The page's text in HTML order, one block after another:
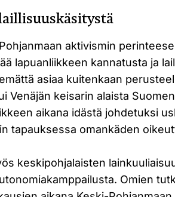
aktivismin
lapuanliikkeen kannatusta ja
asiaa kuitenkaan
Venäjän keisarin alaista
aikana idästä johdetuksi
tapauksessa omankäden
keskipohjalaisten
Omien